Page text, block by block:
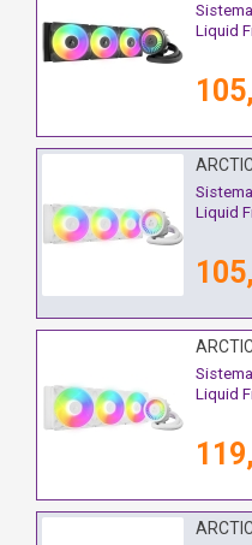
Liquid
Liquid
Liquid